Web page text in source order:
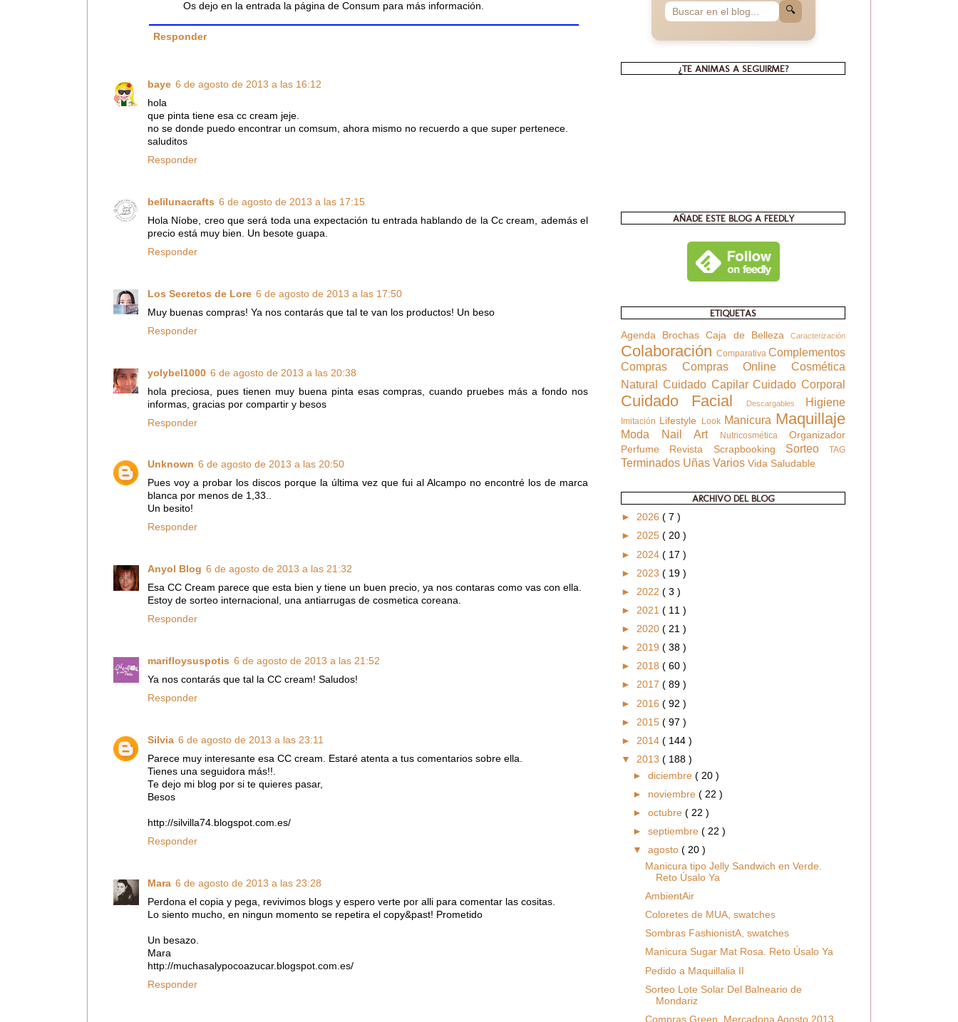
Os dejo en la entrada la página de Consum para más información.
Responder
baye 6 de agosto de 2013 a las 16:12
hola
que pinta tiene esa cc cream jeje.
no se donde puedo encontrar un comsum, ahora mismo no recuerdo a que super pertenece.
saluditos
Responder
belilunacrafts 6 de agosto de 2013 a las 17:15
Hola Níobe, creo que será toda una expectación tu entrada hablando de la Cc cream, además el
precio está muy bien. Un besote guapa.
Responder
Los Secretos de Lore 6 de agosto de 2013 a las 17:50
Muy buenas compras! Ya nos contarás que tal te van los productos! Un beso
Responder
yolybel1000 6 de agosto de 2013 a las 20:38
hola preciosa, pues tienen muy buena pinta esas compras, cuando pruebes más a fondo nos
informas, gracias por compartir y besos
Responder
Unknown 6 de agosto de 2013 a las 20:50
Pues voy a probar los discos porque la última vez que fui al Alcampo no encontré los de marca
blanca por menos de 1,33..
Un besito!
Responder
Anyol Blog 6 de agosto de 2013 a las 21:32
Esa CC Cream parece que esta bien y tiene un buen precio, ya nos contaras como vas con ella.
Estoy de sorteo internacional, una antiarrugas de cosmetica coreana.
Responder
marifloysuspotis 6 de agosto de 2013 a las 21:52
Ya nos contarás que tal la CC cream! Saludos!
Responder
Silvia 6 de agosto de 2013 a las 23:11
Parece muy interesante esa CC cream. Estaré atenta a tus comentarios sobre ella.
Tienes una seguidora más!!.
Te dejo mi blog por si te quieres pasar,
Besos
http://silvilla74.blogspot.com.es/
Responder
Mara 6 de agosto de 2013 a las 23:28
Perdona el copia y pega, revivimos blogs y espero verte por alli para comentar las cositas.
Lo siento mucho, en ningun momento se repetira el copy&past! Prometido
Un besazo.
Mara
http://muchasalypocoazucar.blogspot.com.es/
Responder
🔍
¿TE ANIMAS A SEGUIRME?
AÑADE ESTE BLOG A FEEDLY
ETIQUETAS
Agenda BrochasCaja de BellezaCaracterización
Colaboración Comparativa Complementos
Compras Compras OnlineCosmética
Natural Cuidado CapilarCuidado Corporal
Cuidado Facial Descargables Higiene
Imitación Lifestyle Look Manicura Maquillaje
Moda Nail Art Nutricosmética Organizador
Perfume
Revista Scrapbooking Sorteo TAG
Terminados Uñas Varios Vida Saludable
ARCHIVO DEL BLOG
► 2026 ( 7 )
► 2025 ( 20 )
► 2024 ( 17 )
► 2023 ( 19 )
► 2022 ( 3 )
► 2021 ( 11 )
► 2020 ( 21 )
► 2019 ( 38 )
► 2018 ( 60 )
► 2017 ( 89 )
► 2016 ( 92 )
► 2015 ( 97 )
► 2014 ( 144 )
▼ 2013 ( 188 )
►diciembre( 20 )
► noviembre( 22 )
►octubre( 22 )
►septiembre( 22 )
▼agosto( 20 )
Manicura tipo Jelly Sandwich en Verde.
Reto Úsalo Ya
AmbientAir
Coloretes de MUA, swatches
Sombras FashionistA, swatches
Manicura Sugar Mat Rosa. Reto Úsalo Ya
Pedido a Maquillalia II
Sorteo Lote Solar Del Balneario de
Mondariz
Compras Green, Mercadona Agosto 2013